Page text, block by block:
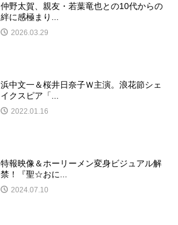
仲野太賀、親友・若葉竜也との10代からの
絆に感極まり...
2026.03.29
浜中文一＆桜井日奈子Ｗ主演。浪花節シェ
イクスピア「...
2022.01.16
特報映像＆ホーリーメン変身ビジュアル解
禁！『聖☆おに...
2024.07.10